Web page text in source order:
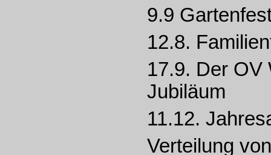
9.9
12.8.
17.9. Der OV
Jubiläum
11.12.
Verteilung